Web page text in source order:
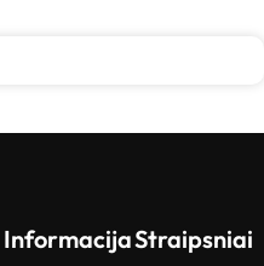
InformacijaStraipsniai